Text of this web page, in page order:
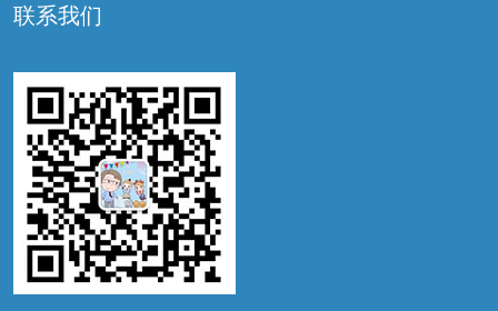
联系我们